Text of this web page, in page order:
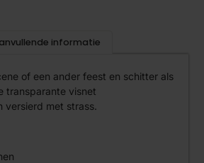
informatie
of een ander feest en schitter als
transparante visnet
versierd met strass.